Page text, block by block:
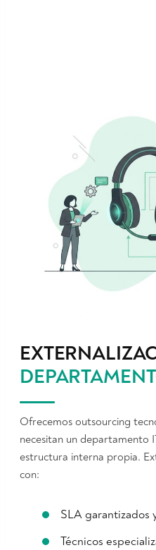
Ofrecemos outsourcing
necesitan un departamento
estructura interna propia.
con:
SLA garantizados
Técnicos